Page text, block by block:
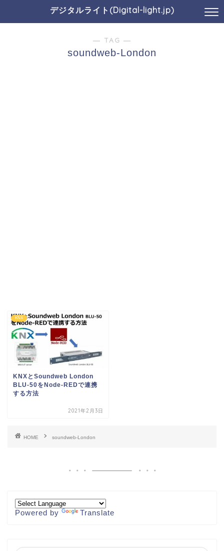
デジタルライト(Digital-light.jp)
― TAG ―
soundweb-London
KNX
KNXとSoundweb London
BLU-50をNode-REDで連携
する方法
2021年2月3日
HOME soundweb-London
Powered by Translate